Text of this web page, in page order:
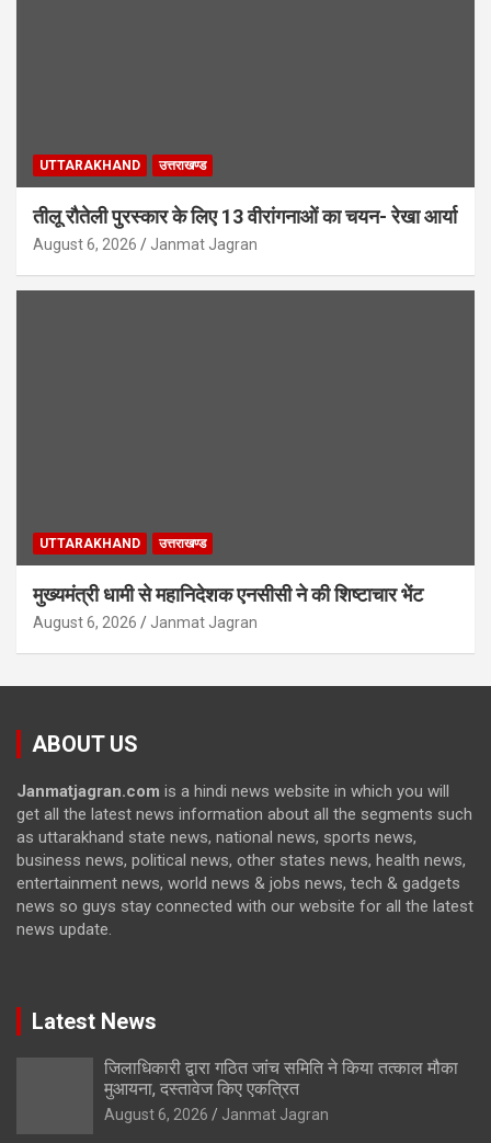
UTTARAKHAND उत्तराखण्ड
तीलू रौतेली पुरस्कार के लिए 13 वीरांगनाओं का चयन- रेखा आर्या
August 6, 2026 Janmat Jagran
UTTARAKHAND उत्तराखण्ड
मुख्यमंत्री धामी से महानिदेशक एनसीसी ने की शिष्टाचार भेंट
August 6, 2026 Janmat Jagran
ABOUT US
Janmatjagran.com is a hindi news website in which you will
get all the latest news information about all the segments such
as uttarakhand state news, national news, sports news,
business news, political news, other states news, health news,
entertainment news, world news & jobs news, tech & gadgets
news so guys stay connected with our website for all the latest
news update.
Latest News
जिलाधिकारी द्वारा गठित जांच समिति ने किया तत्काल मौका
मुआयना, दस्तावेज किए एकत्रित
August 6, 2026 Janmat Jagran